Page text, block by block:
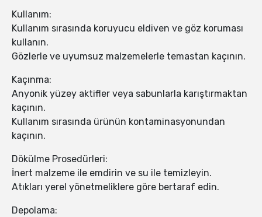
Kullanım:
Kullanım sırasında koruyucu eldiven ve göz koruması
kullanın.
Gözlerle ve uyumsuz malzemelerle temastan kaçının.
Kaçınma:
Anyonik yüzey aktifler veya sabunlarla karıştırmaktan
kaçının.
Kullanım sırasında ürünün kontaminasyonundan
kaçının.
Dökülme Prosedürleri:
İnert malzeme ile emdirin ve su ile temizleyin.
Atıkları yerel yönetmeliklere göre bertaraf edin.
Depolama: